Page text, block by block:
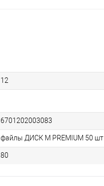
12
6701202003083
файлы ДИСК М PREMIUM 50 шт
80